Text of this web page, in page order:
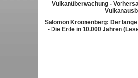
Vulkanüberwachung -
Salomon Kroonenberg: Der
- Die Erde in 10.000 Jahren